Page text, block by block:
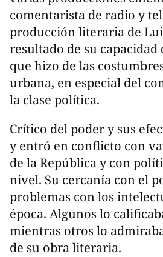
comentarista de radio y
producción literaria de
resultado de su
que hizo de las
urbana, en especial del
la clase política.
Crítico del poder y sus
y entró en conflicto con
de la República y con
nivel. Su cercanía con el
problemas con los
época. Algunos lo
mientras otros lo
de su obra literaria.